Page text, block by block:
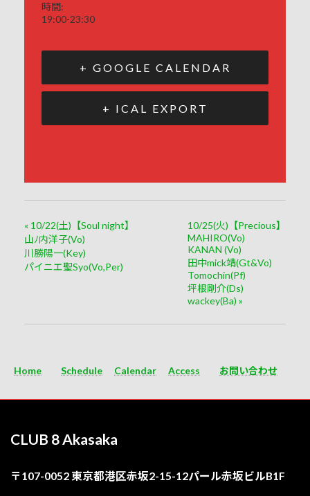
時間:
19:00-23:30
+ GOOGLE CALENDAR
+ ICAL EXPORT
« 10/22(土)【Soul night】
山ﾉ内洋子(Vo)
川勝陽一(Key)
パイニエ聖Syo(Vo,Per)
10/25(火)【Precious】
MAHIRO(Vo)
KANAN (Vo)
田中mick靖(Gt&Vo)
Tomochin(Pf)
坪根剛介(Ds)
wackey(Ba) »
Home Schedule Calendar Access お問い合わせ
CLUB 8 Akasaka
〒107-0052 東京都港区赤坂2-15-12パール赤坂ビルB1F